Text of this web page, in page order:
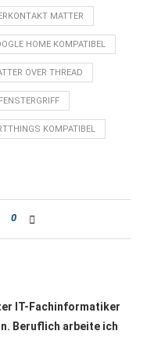
MATTER
HOME KOMPATIBEL
OVER THREAD
KOMPATIBEL
0
IT-Fachinformatiker
Beruflich arbeite ich